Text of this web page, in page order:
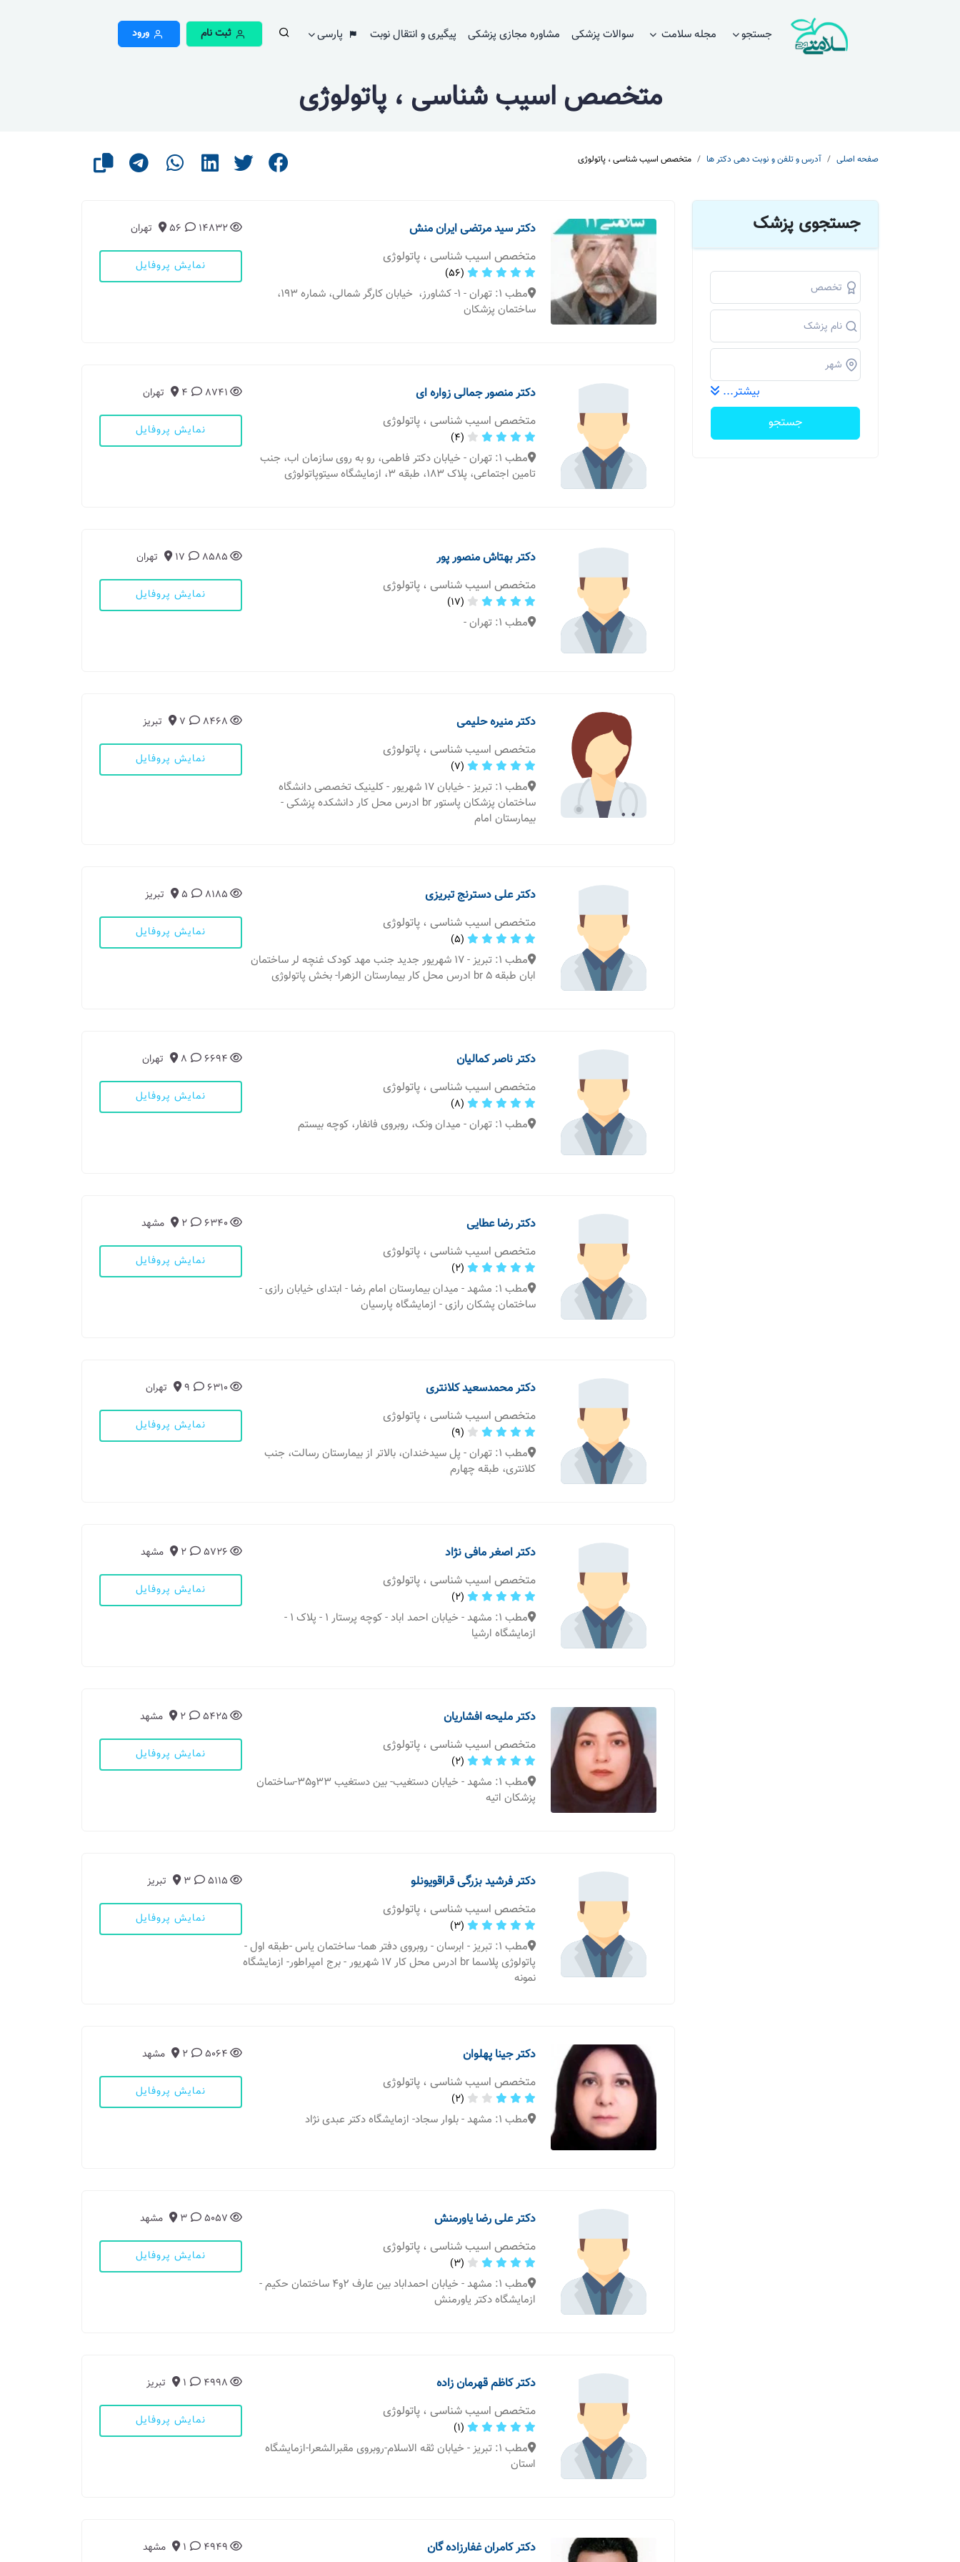
جستجو مجله سلامت سوالات پزشکی مشاوره مجازی پزشکی پیگیری و انتقال نوبت پارسی ثبت نام ورود
متخصص اسیب شناسی ، پاتولوژی
صفحه اصلی آدرس و تلفن و نوبت دهی دکتر ها متخصص اسیب شناسی ، پاتولوژی
جستجوی پزشک
بیشتر...
جستجو
دکتر سید مرتضی ایران منش
متخصص اسیب شناسی ، پاتولوژی
(56)
مطب 1: تهران - 1- کشاورز، خیابان کارگر شمالی، شماره 193،
ساختمان پزشکان
14832
56 تهران
نمایش پروفایل
دکتر منصور جمالی زواره ای
متخصص اسیب شناسی ، پاتولوژی
(4)
مطب 1: تهران - خیابان دکتر فاطمی، رو به روی سازمان اب، جنب
تامین اجتماعی، پلاک 183، طبقه 3، ازمایشگاه سیتوپاتولوژی
8741
4 تهران
نمایش پروفایل
دکتر بهتاش منصور پور
متخصص اسیب شناسی ، پاتولوژی
(17)
مطب 1: تهران -
8585
17 تهران
نمایش پروفایل
دکتر منیره حلیمی
متخصص اسیب شناسی ، پاتولوژی
(7)
مطب 1: تبریز - خیابان 17 شهریور - کلینیک تخصصی دانشگاه
ساختمان پزشکان پاستور br ادرس محل کار دانشکده پزشکی -
بیمارستان امام
8468
7 تبریز
نمایش پروفایل
دکتر علی دسترنج تبریزی
متخصص اسیب شناسی ، پاتولوژی
(5)
مطب 1: تبریز - 17 شهریور جدید جنب مهد کودک غنچه لر ساختمان
ابان طبقه 5 br ادرس محل کار بیمارستان الزهرا- بخش پاتولوژی
8185
5 تبریز
نمایش پروفایل
دکتر ناصر کمالیان
متخصص اسیب شناسی ، پاتولوژی
(8)
مطب 1: تهران - میدان ونک، روبروی فانفار، کوچه بیستم
6694
8 تهران
نمایش پروفایل
دکتر رضا عطایی
متخصص اسیب شناسی ، پاتولوژی
(2)
مطب 1: مشهد - میدان بیمارستان امام رضا - ابتدای خیابان رازی -
ساختمان پشکان رازی - ازمایشگاه پارسیان
6340
2 مشهد
نمایش پروفایل
دکتر محمدسعید کلانتری
متخصص اسیب شناسی ، پاتولوژی
(9)
مطب 1: تهران - پل سیدخندان، بالاتر از بیمارستان رسالت، جنب
کلانتری، طبقه چهارم
6310
9 تهران
نمایش پروفایل
دکتر اصغر مافی نژاد
متخصص اسیب شناسی ، پاتولوژی
(2)
مطب 1: مشهد - خیابان احمد اباد - کوچه پرستار 1 - پلاک 1 -
ازمایشگاه ارشیا
5726
2 مشهد
نمایش پروفایل
دکتر ملیحه افشاریان
متخصص اسیب شناسی ، پاتولوژی
(2)
مطب 1: مشهد - خیابان دستغیب- بین دستغیب 33و35-ساختمان
پزشکان اتیه
5425
2 مشهد
نمایش پروفایل
دکتر فرشید بزرگی قراقویونلو
متخصص اسیب شناسی ، پاتولوژی
(3)
مطب 1: تبریز - ابرسان - روبروی دفتر هما- ساختمان یاس -طبقه اول -
پاتولوژی پلاسما br ادرس محل کار 17 شهریور - برج امپراطور- ازمایشگاه
نمونه
5115
3 تبریز
نمایش پروفایل
دکتر جینا پهلوان
متخصص اسیب شناسی ، پاتولوژی
(2)
مطب 1: مشهد - بلوار سجاد- ازمایشگاه دکتر عبدی نژاد
5064
2 مشهد
نمایش پروفایل
دکتر علی رضا یاورمنش
متخصص اسیب شناسی ، پاتولوژی
(3)
مطب 1: مشهد - خیابان احمداباد بین عارف 2و4 ساختمان حکیم -
ازمایشگاه دکتر یاورمنش
5057
3 مشهد
نمایش پروفایل
دکتر کاظم قهرمان زاده
متخصص اسیب شناسی ، پاتولوژی
(1)
مطب 1: تبریز - خیابان ثقه الاسلام-روبروی مقبرالشعرا-ازمایشگاه
استان
4998
1 تبریز
نمایش پروفایل
دکتر کامران غفارزاده گان 4949
1 مشهد